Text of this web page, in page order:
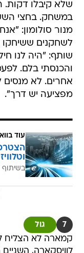
במשחק. בחצי
מנור סולומון:
לשחקנים ששיחקו
שותף: "היה לנו
והכנסתי בלם.
אחרים. לא מנסים
מפציעה יש דרך".
עוד
בשיתוף
7 גול
קמארה לא הצליח
לוויסקארה, השניים